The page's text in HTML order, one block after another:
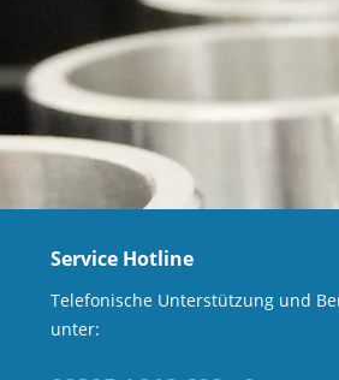
Service Hotline
Telefonische Unterstützung und
unter: